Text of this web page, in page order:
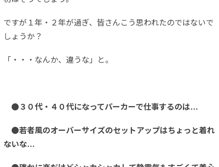
ですが１年・２年が過ぎ、皆さんこう思われたのではないで
しょうか？
「・・・なんか、違うな」と。
●３０代・４０代になってパーカーで仕事するのは…
●若者風のオーバーサイズのセットアップはちょっと着れ
ないな…